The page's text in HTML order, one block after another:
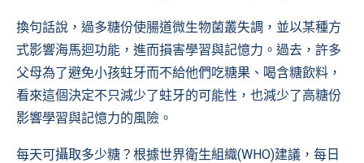
換句話說，過多糖份使腸道微生物菌叢失調，並以某種方
式影響海馬迴功能，進而損害學習與記憶力。過去，許多
父母為了避免小孩蛀牙而不給他們吃糖果、喝含糖飲料，
看來這個決定不只減少了蛀牙的可能性，也減少了高糖份
影響學習與記憶力的風險。
每天可攝取多少糖？根據世界衛生組織(WHO)建議，每日